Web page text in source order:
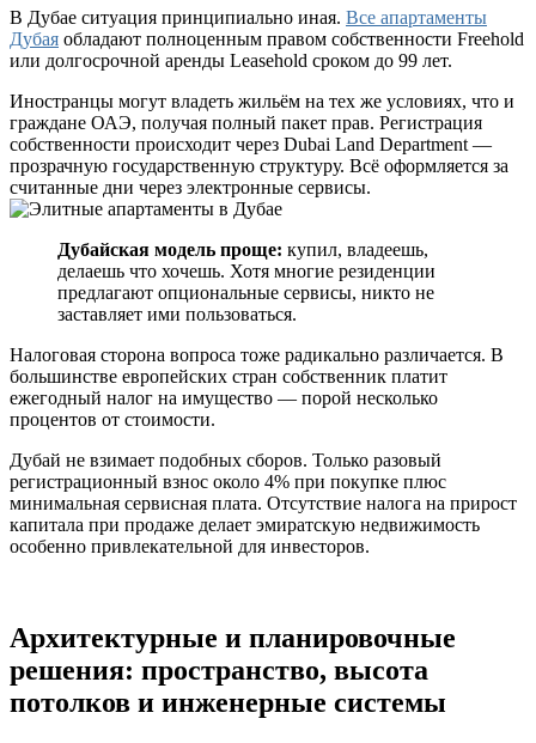
В Дубае ситуация принципиально иная. Все апартаменты
Дубая обладают полноценным правом собственности Freehold
или долгосрочной аренды Leasehold сроком до 99 лет.
Иностранцы могут владеть жильём на тех же условиях, что и
граждане ОАЭ, получая полный пакет прав. Регистрация
собственности происходит через Dubai Land Department —
прозрачную государственную структуру. Всё оформляется за
считанные дни через электронные сервисы.
Дубайская модель проще: купил, владеешь,
делаешь что хочешь. Хотя многие резиденции
предлагают опциональные сервисы, никто не
заставляет ими пользоваться.
Налоговая сторона вопроса тоже радикально различается. В
большинстве европейских стран собственник платит
ежегодный налог на имущество — порой несколько
процентов от стоимости.
Дубай не взимает подобных сборов. Только разовый
регистрационный взнос около 4% при покупке плюс
минимальная сервисная плата. Отсутствие налога на прирост
капитала при продаже делает эмиратскую недвижимость
особенно привлекательной для инвесторов.
Архитектурные и планировочные
решения: пространство, высота
потолков и инженерные системы